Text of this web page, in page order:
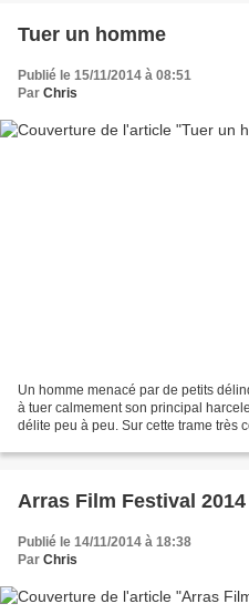
Tuer un homme
Publié le 15/11/2014 à 08:51
Par Chris
Un homme menacé par de petits
à tuer calmement son principal
délite peu à peu. Sur cette trame très
Arras Film Festival 2014
Publié le 14/11/2014 à 18:38
Par Chris